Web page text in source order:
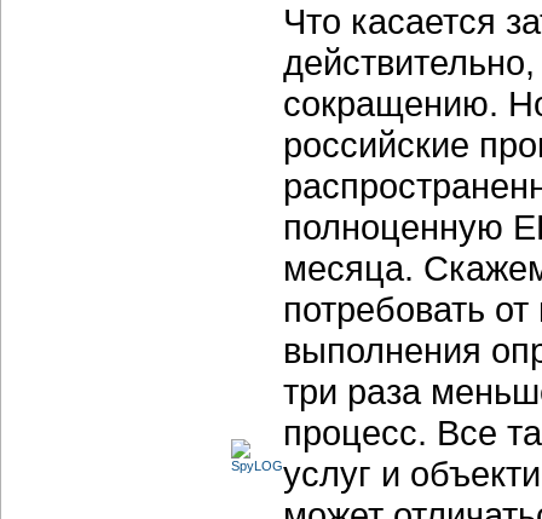
Что касается
сокращению.
российские
полноценную
месяца.
потребовать
выполнения
три раза
процесс. Все
услуг и